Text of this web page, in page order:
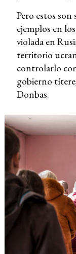
Pero estos
ejemplos en
violada en
territorio
controlarlo
gobierno
Donbas.